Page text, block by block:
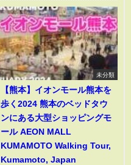
未分類
【熊本】イオンモール熊本を
歩く2024 熊本のベッドタウ
ンにある大型ショッピングモ
ール AEON MALL
KUMAMOTO Walking Tour,
Kumamoto, Japan